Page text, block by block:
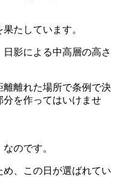
たしています。
影による中高層の高さ
離れた場所で条例で決
を作ってはいけませ
のです。
、この日が選ばれてい